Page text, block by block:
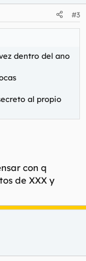
#3
dentro del ano
al propio
con q
de XXX y